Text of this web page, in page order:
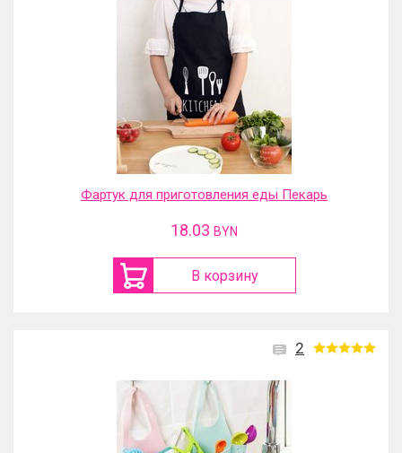
Фартук для приготовления еды Пекарь
18.03 BYN
В корзину
2